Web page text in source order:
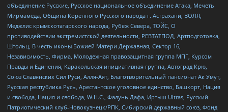
объединение Русские, Русское национальное объединение Атака, Мечеть
Мирмамеда, Община Коренного Русского народа г. Астрахани, ВОЛЯ,
Меджлис крымскотатарского народа, Рубеж Севера, ТОЙС, О
противодействии экстремистской деятельности, РЕВТАТПОД, Артподготовка,
Штольц, В честь иконы Божией Матери Державная, Сектор 16,
Независимость, Фирма, Молодежная правозащитная группа МПГ, Курсом
Правды и Единения, Каракольская инициативная группа, Автоград Крю,
Союз Славянских Сил Руси, Алля-Аят, Благотворительный пансионат Ак Умут,
Русская республика Русь, Арестантское уголовное единство, Башкорт, Нация
и свобода, Нация и свобода, W.H.С., Фалунь Дафа, Иртыш Ultras, Русский
Патриотический клуб-Новокузнецк/РПК, Сибирский державный союз, Фонд